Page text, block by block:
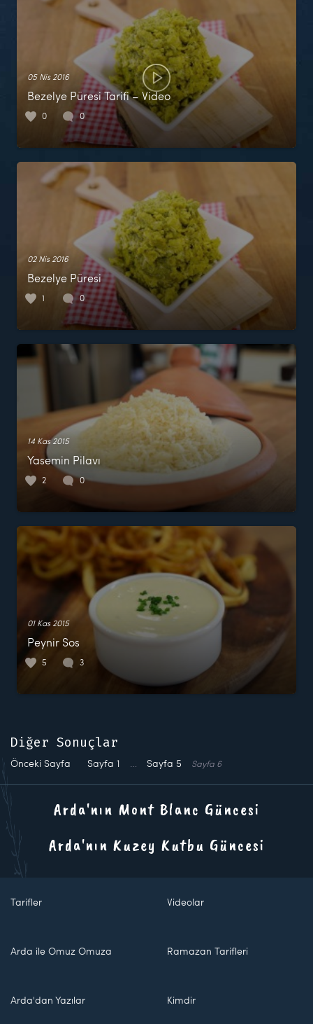
05 Nis 2016
Bezelye Püresi Tarifi – Video
0 0
02 Nis 2016
Bezelye Püresi
1 0
14 Kas 2015
Yasemin Pilavı
2 0
01 Kas 2015
Peynir Sos
5 3
Diğer Sonuçlar
Önceki Sayfa Sayfa 1 … Sayfa 5 Sayfa 6
Arda'nın Mont Blanc Güncesi
Arda'nın Kuzey Kutbu Güncesi
Tarifler Videolar
Arda ile Omuz Omuza Ramazan Tarifleri
Arda'dan Yazılar Kimdir